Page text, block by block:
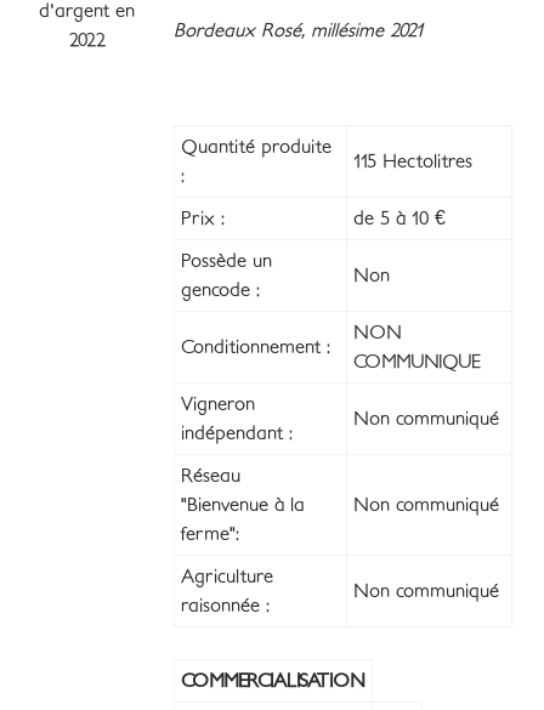
d'argent en
2022
Bordeaux Rosé, millésime 2021
Quantité produite
:
115 Hectolitres
Prix : de 5 à 10 €
Possède un
gencode :
Non
Conditionnement :
NON
COMMUNIQUE
Vigneron
indépendant :
Non communiqué
Réseau
"Bienvenue à la
ferme":
Non communiqué
Agriculture
raisonnée :
Non communiqué
COMMERCIALISATION